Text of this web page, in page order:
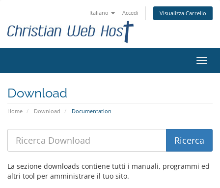
Italiano Accedi Visualizza Carrello
Attiva
Download
Home Download Documentation
La sezione downloads contiene tutti i manuali, programmi ed
altri tool per amministrare il tuo sito.